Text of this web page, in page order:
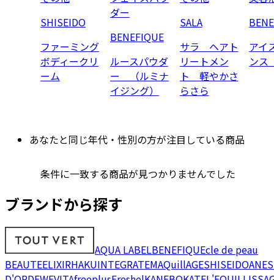
SHISEIDO
ファーミング
ボディークリ
ーム
ダー
BENEFIQUE
ルースパウダ
ー （ルミナ
イジング）
SALA
サラ ヘアト
リートメン
ト 軽やかさ
らさら
アイ
ン
あなたと同じ年代・性別の方が注目している商品
条件に一致する商品が見つかりませんでした
ブランドから探す
AQUA LABELBENEFIQUEcle de peau
BEAUTEELIXIRHAKUINTEGRATEMAQuillAGESHISEIDO